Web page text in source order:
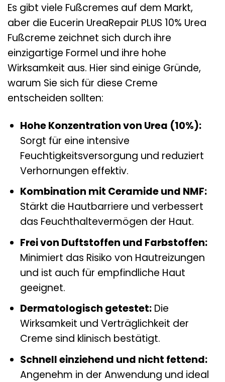
Es gibt viele Fußcremes auf dem Markt,
aber die Eucerin UreaRepair PLUS 10% Urea
Fußcreme zeichnet sich durch ihre
einzigartige Formel und ihre hohe
Wirksamkeit aus. Hier sind einige Gründe,
warum Sie sich für diese Creme
entscheiden sollten:
Hohe Konzentration von Urea (10%):
Sorgt für eine intensive
Feuchtigkeitsversorgung und reduziert
Verhornungen effektiv.
Kombination mit Ceramide und NMF:
Stärkt die Hautbarriere und verbessert
das Feuchthaltevermögen der Haut.
Frei von Duftstoffen und Farbstoffen:
Minimiert das Risiko von Hautreizungen
und ist auch für empfindliche Haut
geeignet.
Dermatologisch getestet:Die
Wirksamkeit und Verträglichkeit der
Creme sind klinisch bestätigt.
Schnell einziehend und nicht fettend:
Angenehm in der Anwendung und ideal